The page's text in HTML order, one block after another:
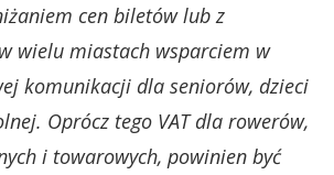
cen biletów lub z
wielu miastach wsparciem w
komunikacji dla seniorów, dzieci
Oprócz tego VAT dla rowerów,
i towarowych, powinien być